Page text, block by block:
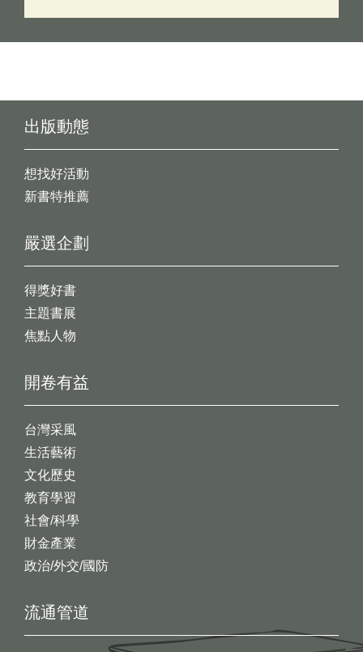
出版動態
想找好活動
新書特推薦
開卷有益
台灣采風
生活藝術
文化歷史
教育學習
社會/科學
財金產業
政治/外交/國防
嚴選企劃
得獎好書
主題書展
焦點人物
流通管道